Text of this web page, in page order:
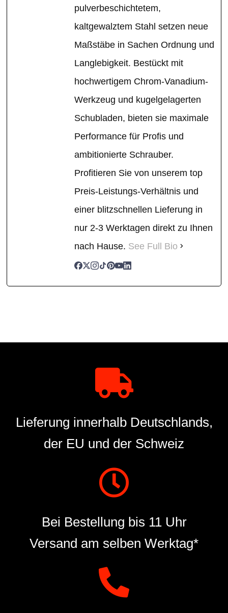
pulverbeschichtetem,
kaltgewalztem Stahl setzen neue
Maßstäbe in Sachen Ordnung und
Langlebigkeit. Bestückt mit
hochwertigem Chrom-Vanadium-
Werkzeug und kugelgelagerten
Schubladen, bieten sie maximale
Performance für Profis und
ambitionierte Schrauber.
Profitieren Sie von unserem top
Preis-Leistungs-Verhältnis und
einer blitzschnellen Lieferung in
nur 2-3 Werktagen direkt zu Ihnen
nach Hause. See Full Bio
Lieferung innerhalb Deutschlands,
der EU und der Schweiz
Bei Bestellung bis 11 Uhr
Versand am selben Werktag*